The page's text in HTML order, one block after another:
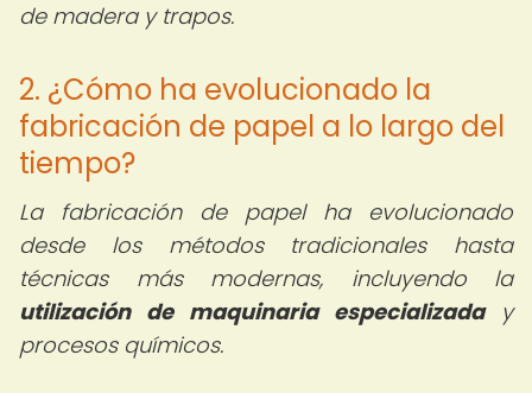
de madera y trapos.
2. ¿Cómo ha evolucionado la
fabricación de papel a lo largo del
tiempo?
La fabricación de papel ha evolucionado
desde los métodos tradicionales hasta
técnicas más modernas, incluyendo la
utilización de maquinaria especializaday
procesos químicos.